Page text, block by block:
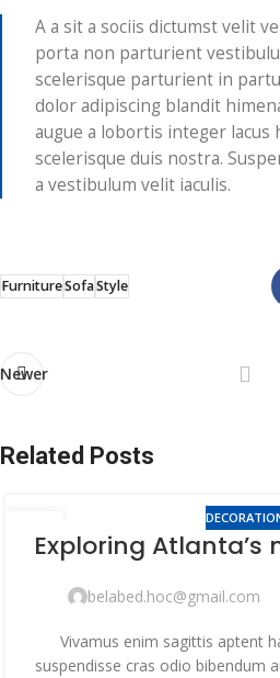
A a sit a sociis dictumst velit
porta non parturient
scelerisque parturient in
dolor adipiscing blandit
augue a lobortis integer
scelerisque duis nostra.
a vestibulum velit iaculis.
FurnitureSofaStyle
Newer
Related Posts
27
AOÛT
Exploring Atlanta’s
belabed.hoc@gmail.com
Vivamus enim sagittis aptent
suspendisse cras odio bibendum